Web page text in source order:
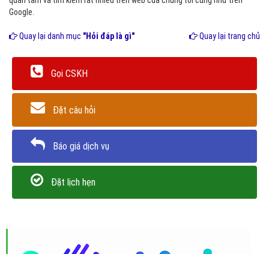
Google.
Quay lại danh mục "Hỏi đáp là gì" Quay lại trang chủ
Gọi CSKH
Đặt câu hỏi
Báo giá dịch vụ
Đặt lịch hẹn